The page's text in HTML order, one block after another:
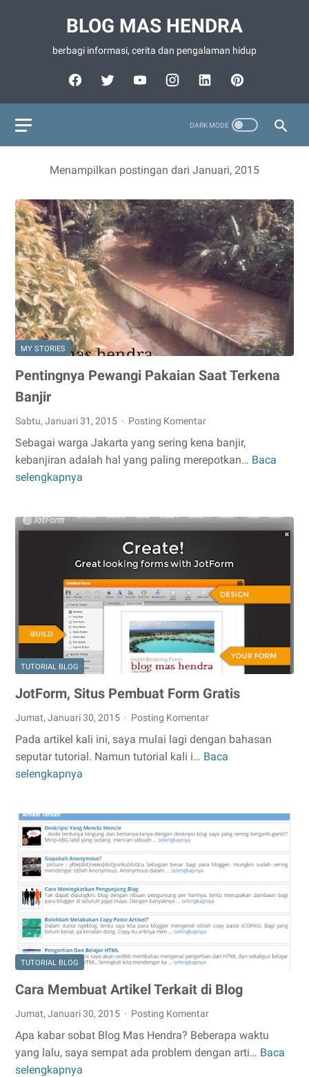
BLOG MAS HENDRA
berbagi informasi, cerita dan pengalaman hidup
Menampilkan postingan dari Januari, 2015
MY STORIES
Pentingnya Pewangi Pakaian Saat Terkena
Banjir
Sabtu, Januari 31, 2015 Posting Komentar
Sebagai warga Jakarta yang sering kena banjir,
kebanjiran adalah hal yang paling merepotkan… Baca
selengkapnya
Pentingnya
Saat
Terkena
TUTORIAL BLOG
JotForm, Situs Pembuat Form Gratis
Jumat, Januari 30, 2015 Posting Komentar
Pada artikel kali ini, saya mulai lagi dengan bahasan
seputar tutorial. Namun tutorial kali i… Baca
selengkapnya
JotForm,
Gratis
TUTORIAL BLOG
Cara Membuat Artikel Terkait di Blog
Jumat, Januari 30, 2015 Posting Komentar
Apa kabar sobat Blog Mas Hendra? Beberapa waktu
yang lalu, saya sempat ada problem dengan arti… Baca
selengkapnya
Cara